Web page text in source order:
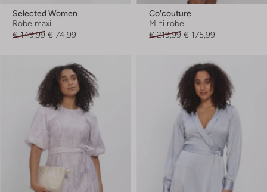
Selected Women
Robe maxi
€ 149,99 € 74,99
Co'couture
Mini robe
€ 219,99 € 175,99